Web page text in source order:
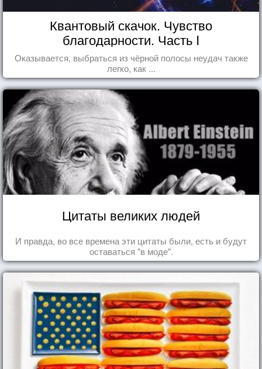
Квантовый скачок. Чувство
благодарности. Часть I
Оказывается, выбраться из чёрной полосы неудач также
легко, как ...
Цитаты великих людей
И правда, во все времена эти цитаты были, есть и будут
оставаться "в моде".